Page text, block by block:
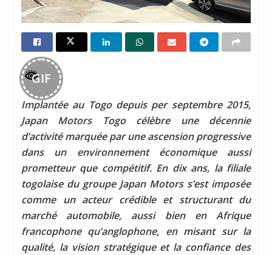
GIF
Implantée au Togo depuis per septembre 2015,
Japan Motors Togo célèbre une décennie
d’activité marquée par une ascension progressive
dans un environnement économique aussi
prometteur que compétitif. En dix ans, la filiale
togolaise du groupe Japan Motors s’est imposée
comme un acteur crédible et structurant du
marché automobile, aussi bien en Afrique
francophone qu’anglophone, en misant sur la
qualité, la vision stratégique et la confiance des